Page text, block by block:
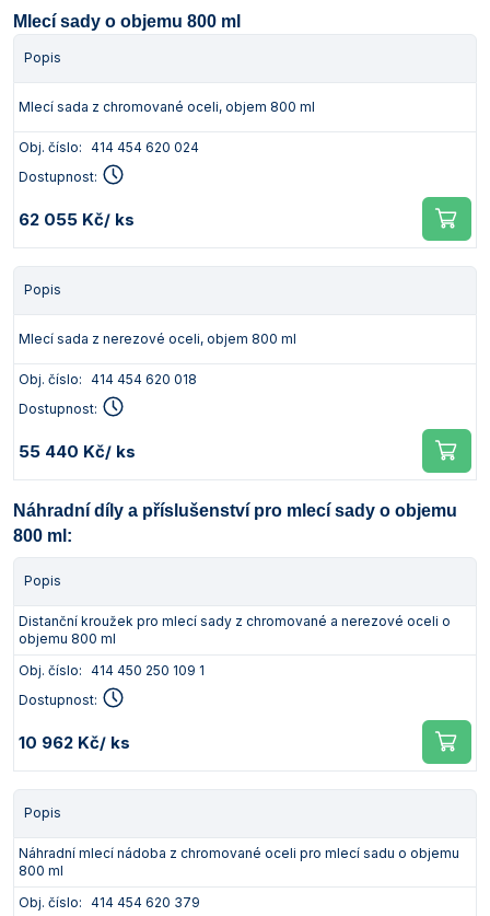
Mlecí sady o objemu 800 ml
Popis
Mlecí sada z chromované oceli, objem 800 ml
Obj. číslo: 414 454 620 024
Dostupnost:
62 055 Kč/ ks
Popis
Mlecí sada z nerezové oceli, objem 800 ml
Obj. číslo: 414 454 620 018
Dostupnost:
55 440 Kč/ ks
Náhradní díly a příslušenství pro mlecí sady o objemu
800 ml:
Popis
Distanční kroužek pro mlecí sady z chromované a nerezové oceli o
objemu 800 ml
Obj. číslo: 414 450 250 109 1
Dostupnost:
10 962 Kč/ ks
Popis
Náhradní mlecí nádoba z chromované oceli pro mlecí sadu o objemu
800 ml
Obj. číslo: 414 454 620 379